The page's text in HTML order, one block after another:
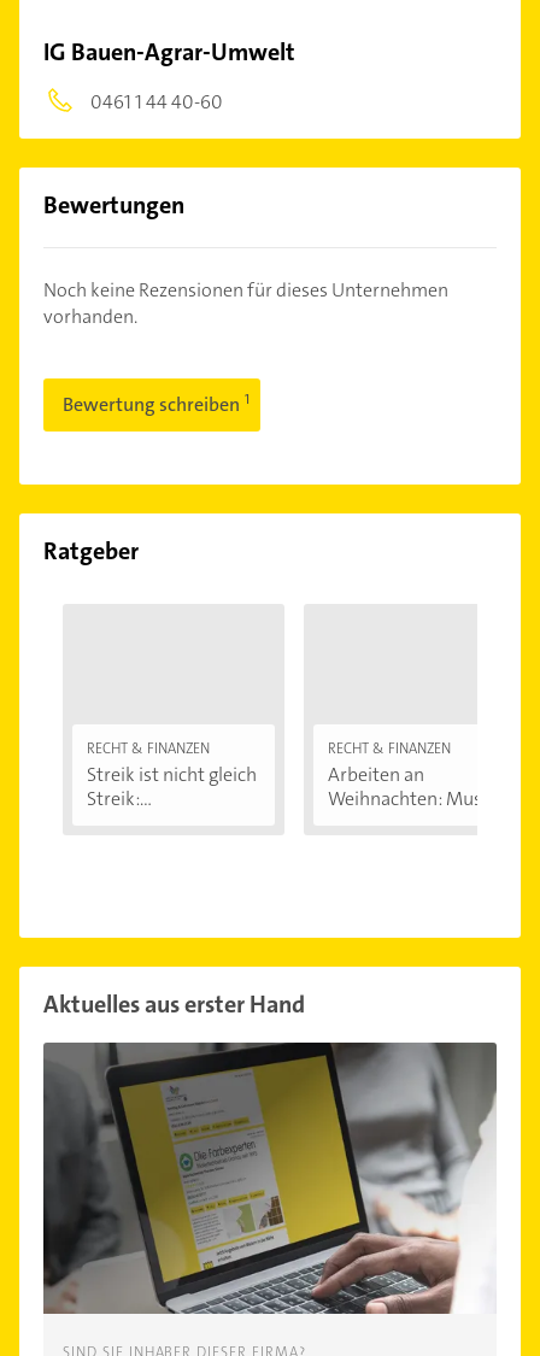
IG Bauen-Agrar-Umwelt
0461 1 44 40-60
Bewertungen
Noch keine Rezensionen für dieses Unternehmen
vorhanden.
Bewertung schreiben
Ratgeber
RECHT & FINANZEN
Streik ist nicht gleich
Streik:...
RECHT & FINANZEN
Arbeiten an
Weihnachten: Muss
Aktuelles aus erster Hand